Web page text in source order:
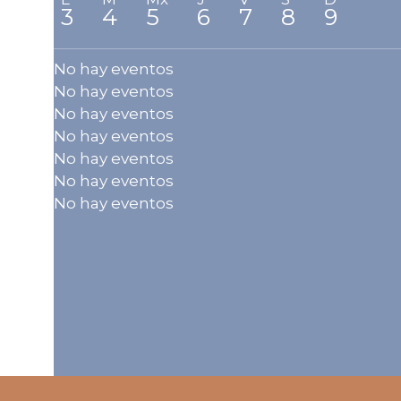
3 4 5 6 7 8 9
No hay eventos
No hay eventos
No hay eventos
No hay eventos
No hay eventos
No hay eventos
No hay eventos